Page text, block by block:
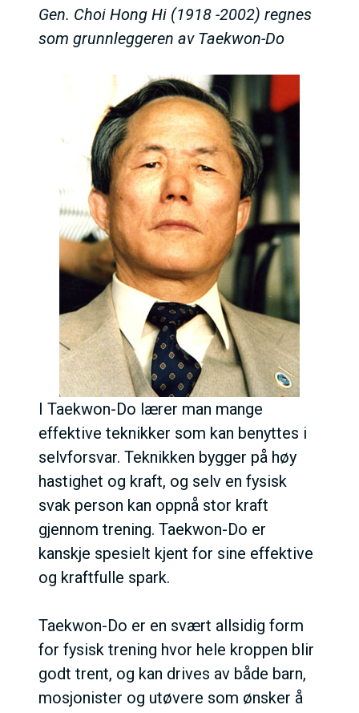
Gen. Choi Hong Hi (1918 -2002) regnes
som grunnleggeren av Taekwon-Do
I Taekwon-Do lærer man mange
effektive teknikker som kan benyttes i
selvforsvar. Teknikken bygger på høy
hastighet og kraft, og selv en fysisk
svak person kan oppnå stor kraft
gjennom trening. Taekwon-Do er
kanskje spesielt kjent for sine effektive
og kraftfulle spark.
Taekwon-Do er en svært allsidig form
for fysisk trening hvor hele kroppen blir
godt trent, og kan drives av både barn,
mosjonister og utøvere som ønsker å